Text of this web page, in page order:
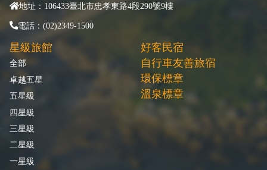
地址：106433臺北市忠孝東路4段290號9樓
電話：(02)2349-1500
星級旅館
全部
卓越五星
五星級
四星級
三星級
二星級
一星級
好客民宿
自行車友善旅宿
環保標章
溫泉標章